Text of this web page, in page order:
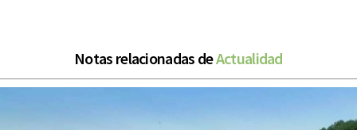
Notas relacionadas deActualidad